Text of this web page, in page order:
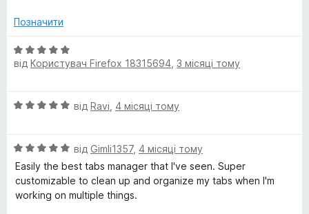
Позначити
О
ц
к
з
5
від Користувач Firefox 18315694 3 місяці тому
О
н
к
а
5
від Ravi 4 місяці тому
О
ц
н
від Gimli1357, 4 місяці тому
Easily the best tabs manager that I've seen. Super
customizable to clean up and organize my tabs when I'm
working on multiple things.